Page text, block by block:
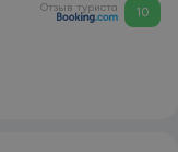
Отзыв туриста 10